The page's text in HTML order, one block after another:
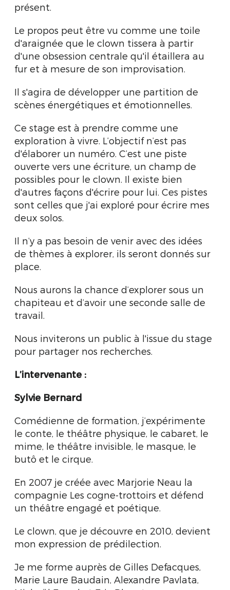
présent.
Le propos peut être vu comme une toile
d'araignée que le clown tissera à partir
d'une obsession centrale qu'il étaillera au
fur et à mesure de son improvisation.
Il s'agira de développer une partition de
scènes énergétiques et émotionnelles.
Ce stage est à prendre comme une
exploration à vivre. L’objectif n’est pas
d'élaborer un numéro. C’est une piste
ouverte vers une écriture, un champ de
possibles pour le clown. Il existe bien
d'autres façons d'écrire pour lui. Ces pistes
sont celles que j'ai exploré pour écrire mes
deux solos.
Il n’y a pas besoin de venir avec des idées
de thèmes à explorer, ils seront donnés sur
place.
Nous aurons la chance d’explorer sous un
chapiteau et d’avoir une seconde salle de
travail.
Nous inviterons un public à l'issue du stage
pour partager nos recherches.
L’intervenante :
Sylvie Bernard
Comédienne de formation, j’expérimente
le conte, le théâtre physique, le cabaret, le
mime, le théâtre invisible, le masque, le
butô et le cirque.
En 2007 je créée avec Marjorie Neau la
compagnie Les cogne-trottoirs et défend
un théâtre engagé et poétique.
Le clown, que je découvre en 2010, devient
mon expression de prédilection.
Je me forme auprès de Gilles Defacques,
Marie Laure Baudain, Alexandre Pavlata,